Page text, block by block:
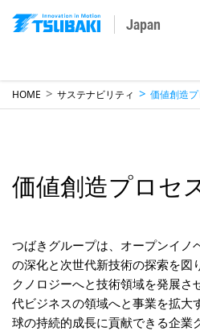
Japan
HOME サステナビリティ 価値創造
価値創造プロセ
つばきグループは、オープンイノ
の深化と次世代新技術の探索を図
クノロジーへと技術領域を発展さ
代ビジネスの領域へと事業を拡大
球の持続的成長に貢献できる企業